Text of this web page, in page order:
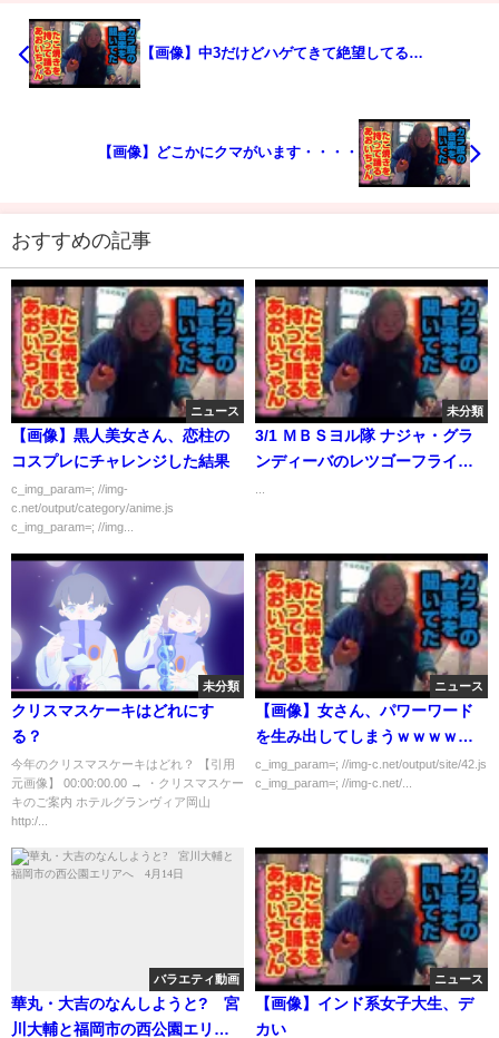
【画像】中3だけどハゲてきて絶望してる…
【画像】どこかにクマがいます・・・・
おすすめの記事
ニュース
【画像】黒人美女さん、恋柱の
コスプレにチャレンジした結果
c_img_param=; //img-
c.net/output/category/anime.js
c_img_param=; //img...
未分類
3/1 ＭＢＳヨル隊 ナジャ・グラ
ンディーバのレツゴーフライデ
...
未分類
クリスマスケーキはどれにす
る？
今年のクリスマスケーキはどれ？ 【引用
元画像】 00:00:00.00 → ・クリスマスケー
キのご案内 ホテルグランヴィア岡山
http:/...
ニュース
【画像】女さん、パワーワード
を生み出してしまうｗｗｗｗｗ
ｗｗｗ
c_img_param=; //img-c.net/output/site/42.js
c_img_param=; //img-c.net/...
バラエティ動画
華丸・大吉のなんしようと? 宮
川大輔と福岡市の西公園エリア
ニュース
【画像】インド系女子大生、デ
カい